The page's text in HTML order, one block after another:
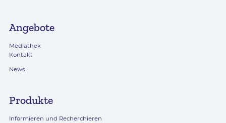
Angebote
Mediathek
Kontakt
News
Produkte
Informieren und Recherchieren